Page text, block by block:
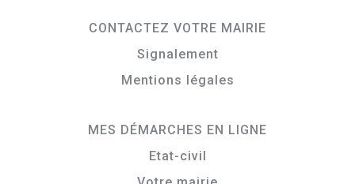
CONTACTEZ VOTRE MAIRIE
Signalement
Mentions légales
MES DÉMARCHES EN LIGNE
Etat-civil